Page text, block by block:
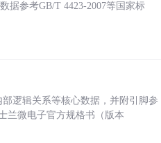
据参考GB/T 4423-2007等国家标
逻辑关系等核心数据，并附引脚参
兰微电子官方规格书（版本